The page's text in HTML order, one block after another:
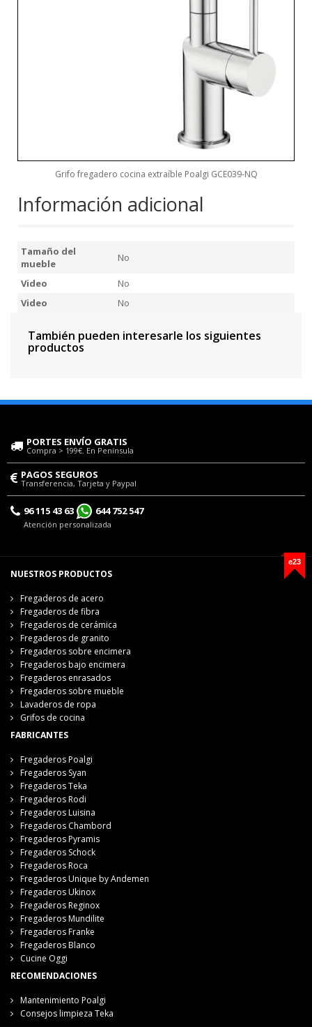
Grifo fregadero cocina extraíble Poalgi GCE039-NQ
Información adicional
Tamaño del
mueble
No
Video
No
Video
No
También pueden interesarle los siguientes
productos
PORTES ENVÍO GRATIS
Compra > 199€. En Península
PAGOS SEGUROS
Transferencia, Tarjeta y Paypal
96 115 43 63 644 752 547
Atención personalizada
e23
NUESTROS PRODUCTOS
Fregaderos de acero
Fregaderos de fibra
Fregaderos de cerámica
Fregaderos de granito
Fregaderos sobre encimera
Fregaderos bajo encimera
Fregaderos enrasados
Fregaderos sobre mueble
Lavaderos de ropa
Grifos de cocina
FABRICANTES
Fregaderos Poalgi
Fregaderos Syan
Fregaderos Teka
Fregaderos Rodi
Fregaderos Luisina
Fregaderos Chambord
Fregaderos Pyramis
Fregaderos Schock
Fregaderos Roca
Fregaderos Unique by Andemen
Fregaderos Ukinox
Fregaderos Reginox
Fregaderos Mundilite
Fregaderos Franke
Fregaderos Blanco
Cucine Oggi
RECOMENDACIONES
Mantenimiento Poalgi
Consejos limpieza Teka